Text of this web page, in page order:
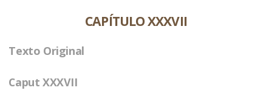
CAPÍTULO XXXVII
Texto Original
Caput XXXVII